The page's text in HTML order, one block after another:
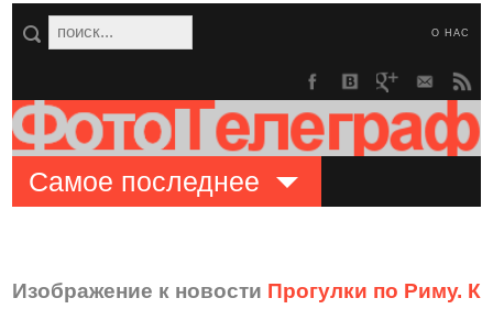
О НАС
Самое последнее
Изображение к новости Прогулки по Риму.